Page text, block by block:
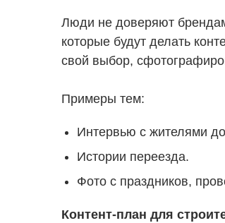
Люди не доверяют
которые будут делать
свой выбор,
Примеры тем:
Интервью с жителями
Истории переезда.
Фото с праздников,
Контент-план для